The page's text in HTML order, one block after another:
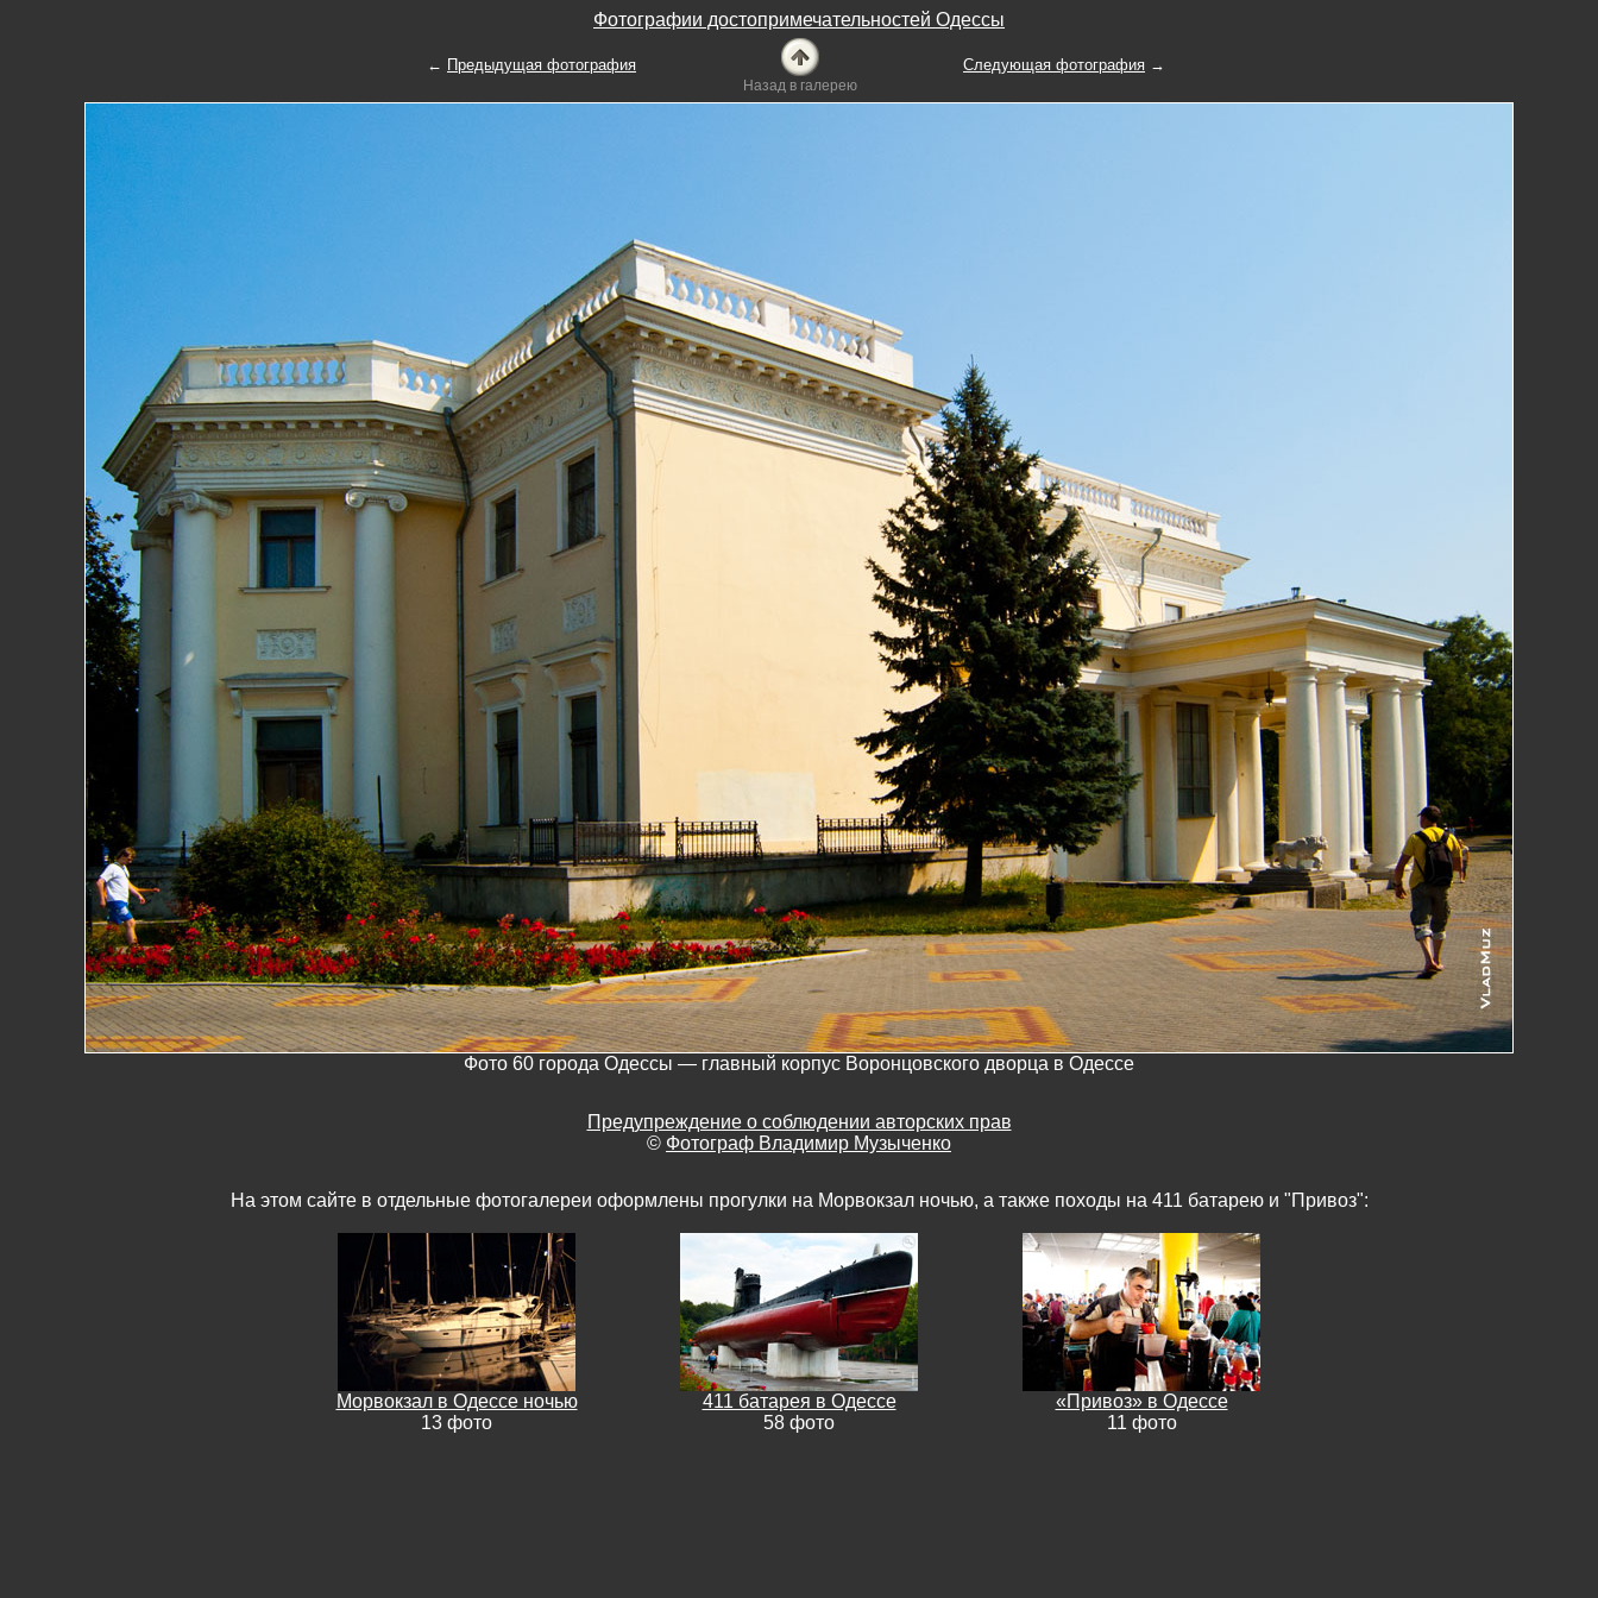
Фотографии достопримечательностей Одессы
← Предыдущая фотография
Назад в галерею
Следующая фотография →
Фото 60 города Одессы — главный корпус Воронцовского дворца в Одессе
Предупреждение о соблюдении авторских прав
© Фотограф Владимир Музыченко
На этом сайте в отдельные фотогалереи оформлены прогулки на Морвокзал ночью, а также походы на 411 батарею и "Привоз":
Морвокзал в Одессе ночью
13 фото
411 батарея в Одессе
58 фото
«Привоз» в Одессе
11 фото